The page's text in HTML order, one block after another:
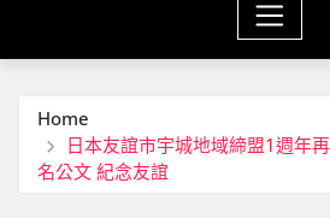
Home
日本友誼市宇城地域締盟1週年
名公文 紀念友誼